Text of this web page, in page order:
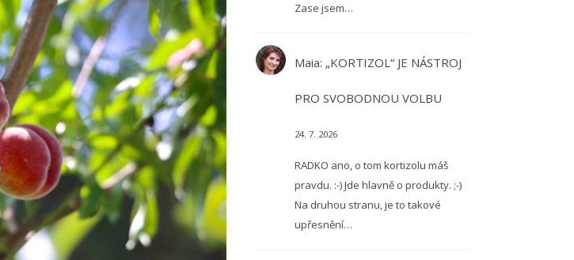
Zase jsem…
Maia: „KORTIZOL“ JE NÁSTROJ
PRO SVOBODNOU VOLBU
24. 7. 2026
RADKO ano, o tom kortizolu máš
pravdu. :-) Jde hlavně o produkty. ;-)
Na druhou stranu, je to takové
upřesnění…